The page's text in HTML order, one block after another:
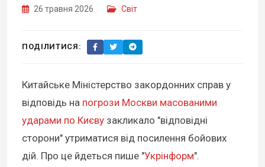
26 травня 2026 Світ
ПОДІЛИТИСЯ:
Китайське Міністерство закордонних справ у
відповідь на погрози Москви масованими
ударами по Києву закликало "відповідні
сторони" утриматися від посилення бойових
дій. Про це йдеться пише "Укрінформ".